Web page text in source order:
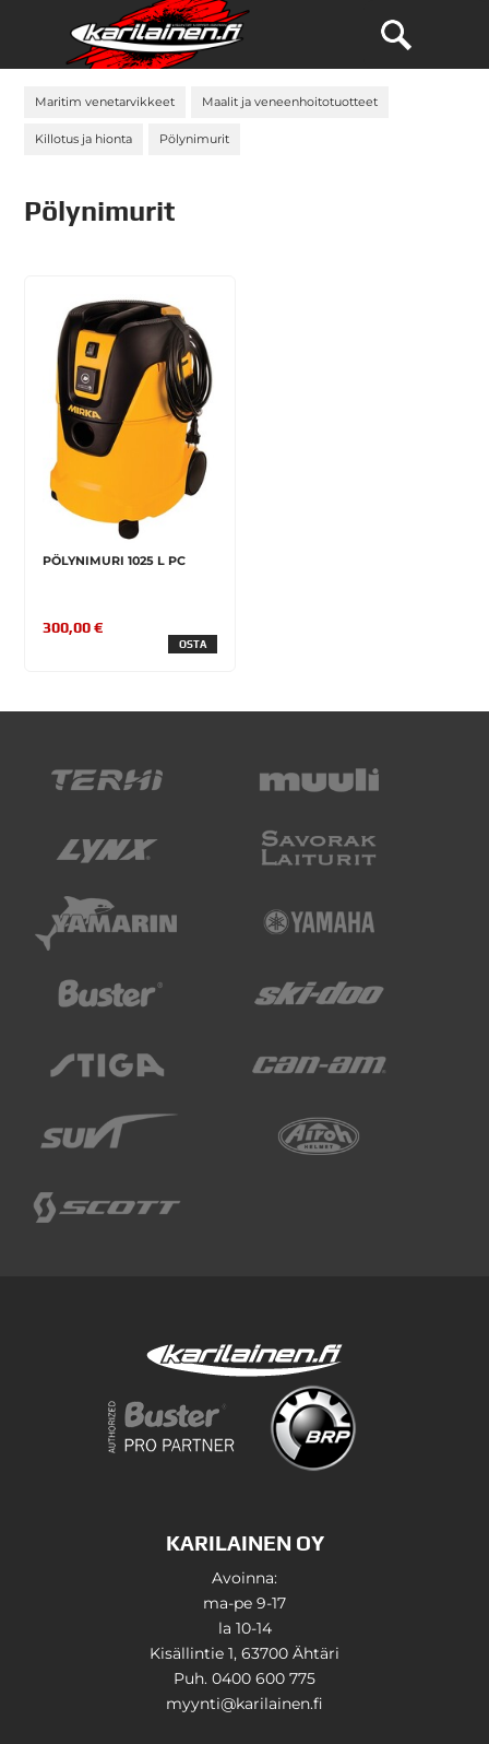
Maritim venetarvikkeet Maalit ja veneenhoitotuotteet
Killotus ja hionta Pölynimurit
Pölynimurit
PÖLYNIMURI 1025 L PC
300,00 €
OSTA
KARILAINEN OY
Avoinna:
ma-pe 9-17
la 10-14
Kisällintie 1, 63700 Ähtäri
Puh. 0400 600 775
myynti@karilainen.fi